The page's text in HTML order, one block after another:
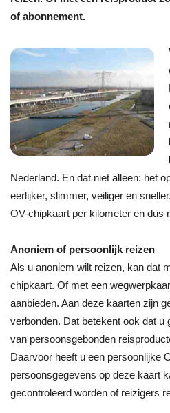
of abonnement.
Nederland. En dat niet alleen: het
eerlijker, slimmer, veiliger en
OV-chipkaart per kilometer en dus
Anoniem of persoonlijk reizen
Als u anoniem wilt reizen, kan dat
chipkaart. Of met een
aanbieden. Aan deze kaarten zijn
verbonden. Dat betekent ook dat u
van persoonsgebonden
Daarvoor heeft u een persoonlijke
persoonsgegevens op deze kaart
gecontroleerd worden of reizigers